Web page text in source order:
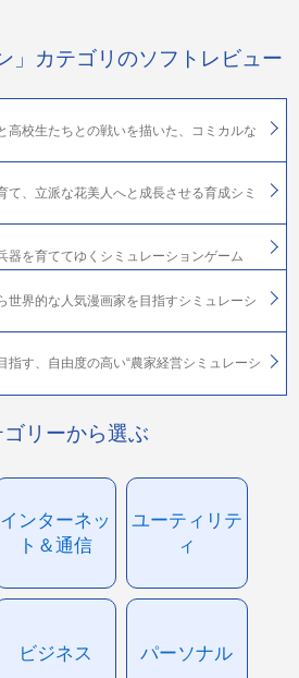
」カテゴリのソフトレビュー
高校生たちとの戦いを描いた、コミカルな
て、立派な花美人へと成長させる育成シミ
器を育ててゆくシミュレーションゲーム
世界的な人気漫画家を目指すシミュレーシ
指す、自由度の高い“農家経営シミュレーシ
ゴリーから選ぶ
インターネッ
ト＆通信
ユーティリテ
ィ
ビジネス パーソナル